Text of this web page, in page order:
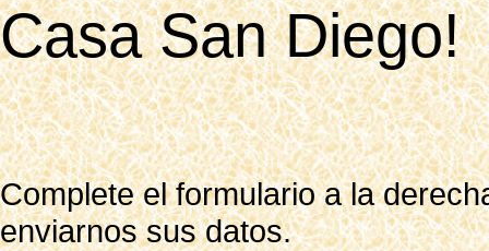
Casa San Diego!
Complete el formulario a la
enviarnos sus datos.